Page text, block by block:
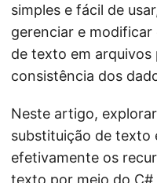
simples e fácil de
gerenciar e
de texto em arquivos
consistência dos
Neste artigo,
substituição de texto
efetivamente os
texto por meio do C#